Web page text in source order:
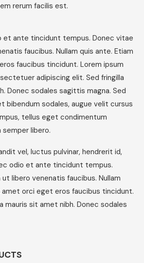
rerum facilis est.
et ante tincidunt tempus. Donec vitae
faucibus. Nullam quis ante. Etiam
faucibus tincidunt. Lorem ipsum
adipiscing elit. Sed fringilla
Donec sodales sagittis magna. Sed
bibendum sodales, augue velit cursus
tellus eget condimentum
semper libero.
vel, luctus pulvinar, hendrerit id,
odio et ante tincidunt tempus.
libero venenatis faucibus. Nullam
amet orci eget eros faucibus tincidunt.
mauris sit amet nibh. Donec sodales